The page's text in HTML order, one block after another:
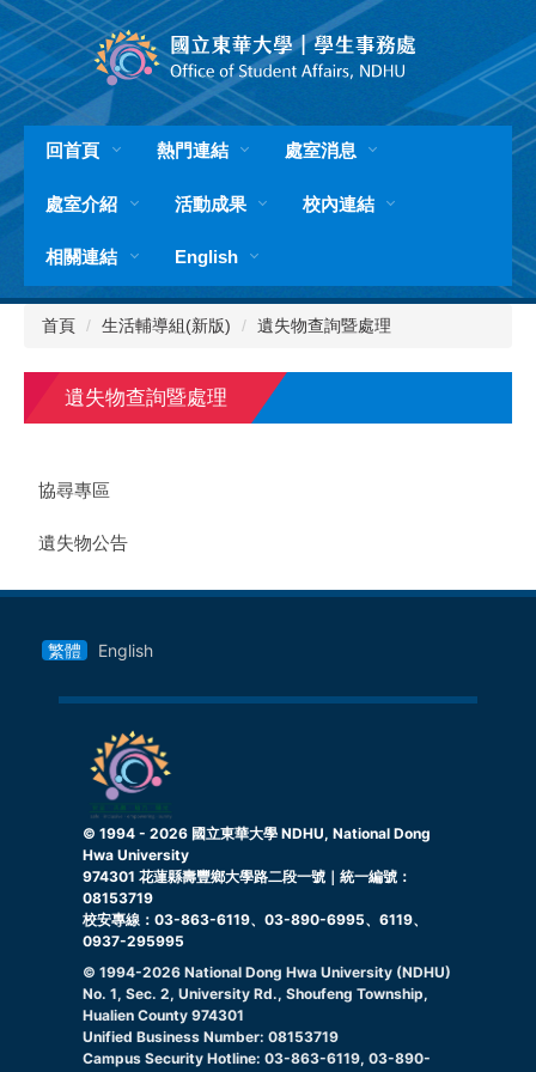
跳
到
主
要
內
容
區
回首頁 熱門連結 處室消息
處室介紹 活動成果 校內連結
相關連結 English
首頁 生活輔導組(新版) 遺失物查詢暨處理
遺失物查詢暨處理
協尋專區
遺失物公告
繁體 English
© 1994 - 2026 國立東華大學 NDHU, National Dong
Hwa University
974301 花蓮縣壽豐鄉大學路二段一號｜統一編號：
08153719
校安專線：03-863-6119、03-890-6995、6119、
0937-295995
© 1994-2026 National Dong Hwa University (NDHU)
No. 1, Sec. 2, University Rd., Shoufeng Township,
Hualien County 974301
Unified Business Number: 08153719
Campus Security Hotline: 03-863-6119, 03-890-